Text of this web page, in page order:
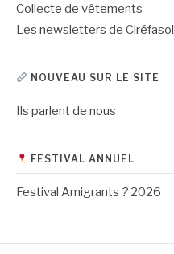
Collecte de vêtements
Les newsletters de Ciréfasol
NOUVEAU SUR LE SITE
Ils parlent de nous
FESTIVAL ANNUEL
Festival Amigrants ? 2026